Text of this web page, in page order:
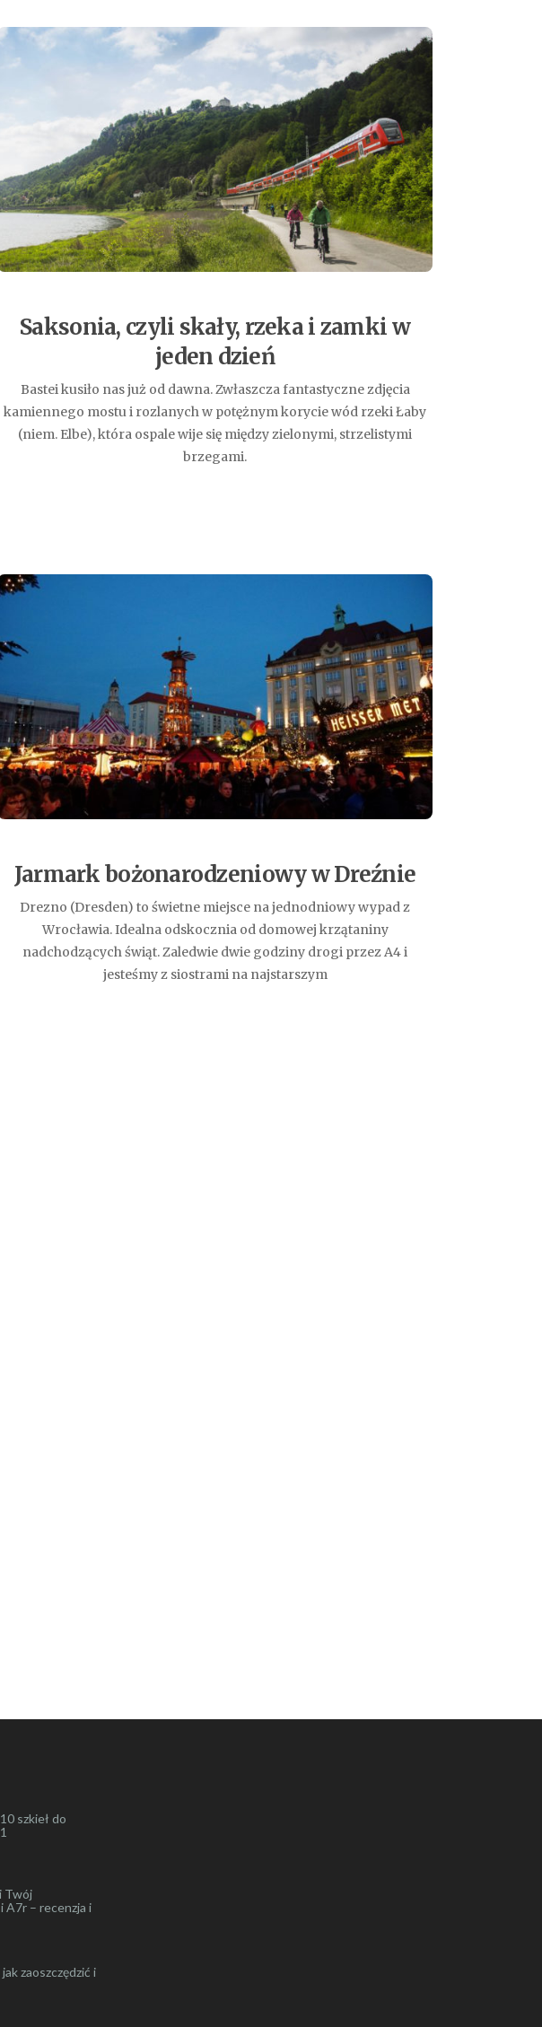
Saksonia, czyli skały, rzeka i zamki w
jeden dzień
Bastei kusiło nas już od dawna. Zwłaszcza fantastyczne zdjęcia
kamiennego mostu i rozlanych w potężnym korycie wód rzeki Łaby
(niem. Elbe), która ospale wije się między zielonymi, strzelistymi
brzegami.
Jarmark bożonarodzeniowy w Dreźnie
Drezno (Dresden) to świetne miejsce na jednodniowy wypad z
Wrocławia. Idealna odskocznia od domowej krzątaniny
nadchodzących świąt. Zaledwie dwie godziny drogi przez A4 i
jesteśmy z siostrami na najstarszym
szkieł do
Twój
– recenzja i
zaoszczędzić i